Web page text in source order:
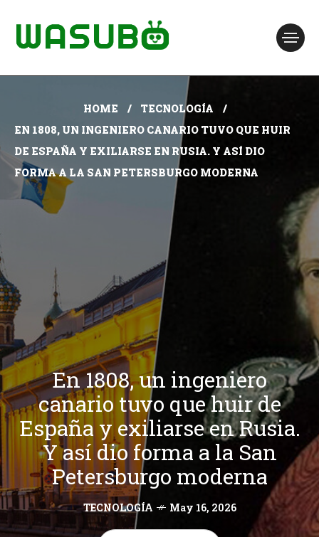
HOME
TECNOLOGÍA
EN 1808, UN INGENIERO CANARIO TUVO QUE HUIR
DE ESPAÑA Y EXILIARSE EN RUSIA. Y ASÍ DIO
FORMA A LA SAN PETERSBURGO MODERNA
En 1808, un ingeniero
canario tuvo que huir de
España y exiliarse en Rusia.
Y así dio forma a la San
Petersburgo moderna
TECNOLOGÍA May 16, 2026